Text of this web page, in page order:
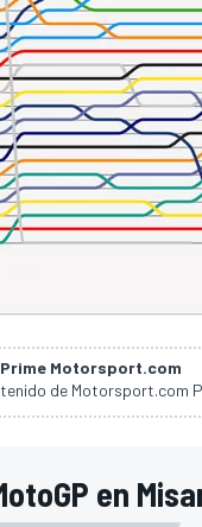
Motorsport.com
de Motorsport.com
en